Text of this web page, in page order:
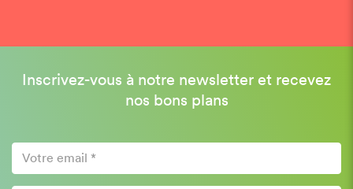
Inscrivez-vous à notre newsletter et recevez
nos bons plans